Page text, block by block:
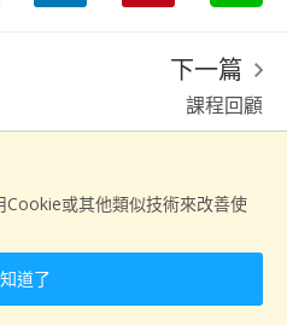
或其他類似技術來改善使
道了
下一篇
課程回顧